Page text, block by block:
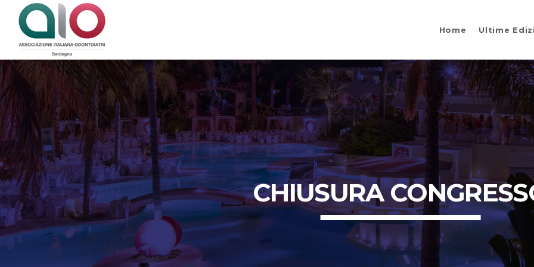
Home Ultime
CHIUSURA